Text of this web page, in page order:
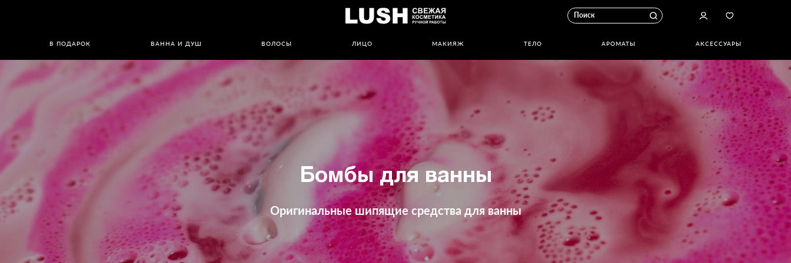
В ПОДАРОК ВАННА И ДУШ ВОЛОСЫ ЛИЦО МАКИЯЖ ТЕЛО АРОМАТЫ АКСЕССУАРЫ
Бомбы для ванны
Оригинальные шипящие средства для ванны